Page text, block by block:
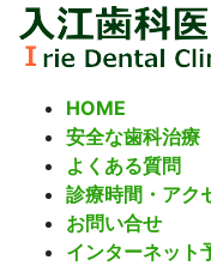
HOME
安全な歯科治療
よくある質問
診療時間・アク
お問い合せ
インターネット